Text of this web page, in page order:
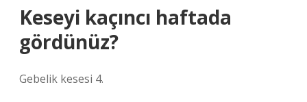
Keseyi kaçıncı haftada
gördünüz?
Gebelik kesesi 4.